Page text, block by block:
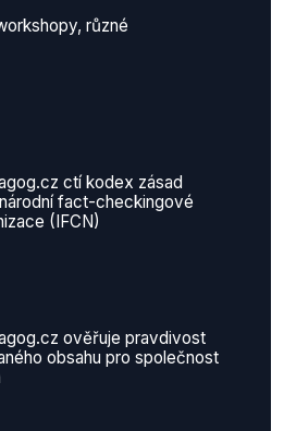
různé
ctí kodex zásad
fact-checkingové
(IFCN)
ověřuje pravdivost
obsahu pro společnost